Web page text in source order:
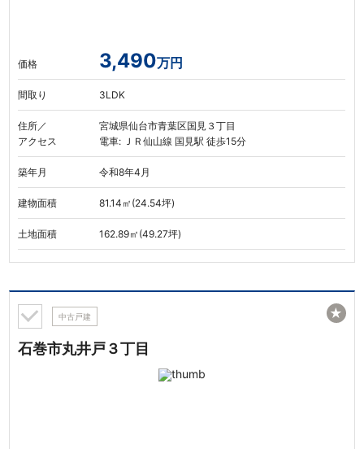
価格 3,490万円
間取り 3LDK
住所／
アクセス
宮城県仙台市青葉区国見３丁目
電車: ＪＲ仙山線 国見駅 徒歩15分
築年月 令和8年4月
建物面積 81.14㎡(24.54坪)
土地面積 162.89㎡(49.27坪)
中古戸建
石巻市丸井戸３丁目
★